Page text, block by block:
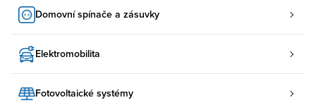
Domovní spínače a zásuvky
Elektromobilita
Fotovoltaické systémy